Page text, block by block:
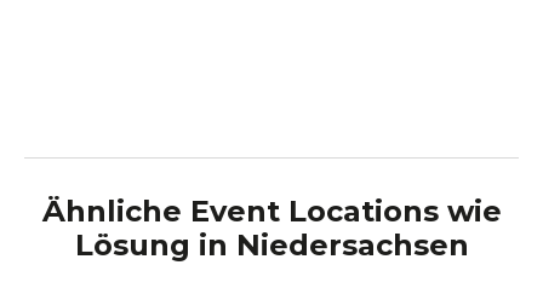
Ähnliche Event Locations wie
Lösung in Niedersachsen